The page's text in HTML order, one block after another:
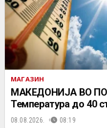
МАГАЗИН
МАКЕДОНИЈА ВО
Температура до 40
08.08.2026. 08:19